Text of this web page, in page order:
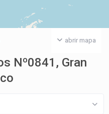
abrir mapa
Nº0841, Gran